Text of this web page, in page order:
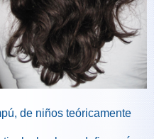
de niños teóricamente